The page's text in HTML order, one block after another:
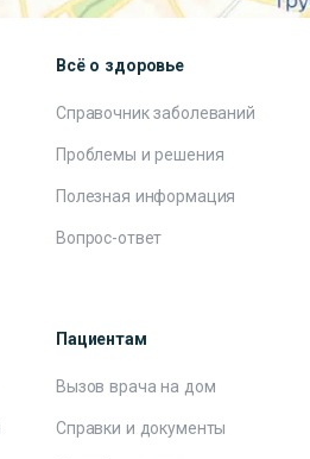
Всё о здоровье
Справочник заболеваний
Проблемы и решения
Полезная информация
Вопрос-ответ
Пациентам
Вызов врача на дом
Справки и документы